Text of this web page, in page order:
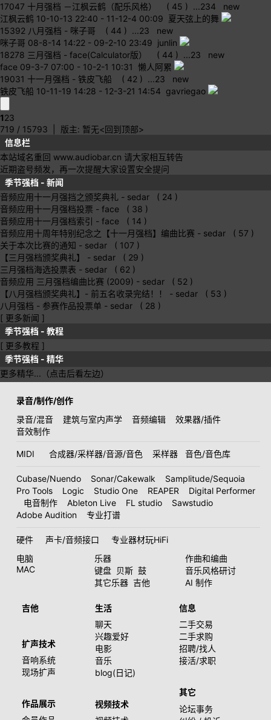
17047 十月强档 －江枫云鹤（配乐风格） ( 45 ) ...234
new
江枫云鹤 10-10-13 22:40 - 11-12-4 00:09 夏天弦上的舞
15392 八月强档 - 咪子哥 ( 44 ) ...23
new
咪子哥 08-8-14 14:22 - 09-2-10 23:49 junlin
18278 三月强档 - face(Calculator版） ( 44 ) ...23
new
face 09-3-7 07:00 - 10-2-1 10:31 懒人阿累
19031 十一月强档 - 铁皮飞船 ( 42 ) ...23
new
铁皮飞船 10-11-19 14:28 - 12-3-21 14:54 gavriegao
123
719 / 15793 | 版主: 暂无<回到顶部>
信息栏
本站域名重回 www.audiobar.cn 请大家相互转告
近期盗号频发，再一次提醒大家设置安全提问
季节强档 - 新闻
音频应用十一月强挡之颁奖典礼 - sedar ( 24 )
音频应用十一月强档投票 - face ( 38 )
音频应用十一月强档索引 - face ( 14 )
音频应用十周年特别纪念之【十一月强档】编曲比赛 - sedar ( 57 )
关于本次比赛的通知 - sedar ( 107 )
【三月强档颁奖典礼】
- sedar ( 29 )
三月强档海选投票表 - sedar ( 62 )
音频应用 三月强档编曲比赛 (2009) - sedar ( 52 )
【八月强档颁奖典礼】- 前五名收录完结！！
- sedar ( 53 )
八月强档 - 参赛作品投票单 - sedar ( 28 )
[ 更多新闻 ]
季节强档 - 教程
[ 更多教程 ]
季节强档 - 精华
更多精华...（点击后看左边）
录音/制作/创作
录音/混音
建筑与室内声学 音频编辑
效果器/插件
音效制作
MIDI 合成器/采样器/音源/音色 采样器 音色/音色库
Cubase/Nuendo Sonar/Cakewalk
Samplitude/Sequoia
Pro Tools
Logic Studio One REAPER
Digital Performer
电音制作
Ableton Live FL studio
Sawstudio
Adobe Audition
专业打谱
硬件 声卡/音频接口
专业器材玩HiFi
电脑
MAC
乐器
键盘 贝斯 鼓
其它乐器 吉他
作曲和编曲
音乐风格研讨
AI 制作
吉他
扩声技术
音响系统
现场扩声
作品展示
生活
聊天
兴趣爱好
电影
音乐
blog(日记)
视频技术
信息
二手交易
二手求购
招聘/找人
接活/求职
其它
论坛事务